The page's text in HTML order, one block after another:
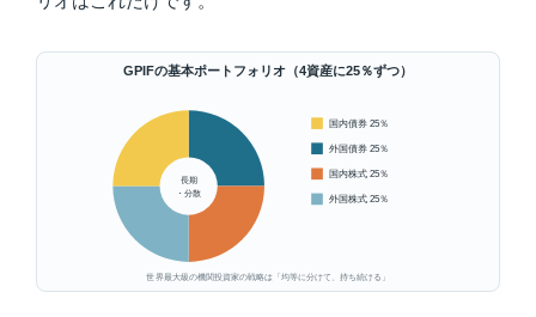
GPIFの基本ポートフォリオ（4資産に25％ずつ）
長期
・分散
国内債券 25％
外国債券 25％
国内株式 25％
外国株式 25％
世界最大級の機関投資家の戦略は「均等に分けて、持ち続ける」